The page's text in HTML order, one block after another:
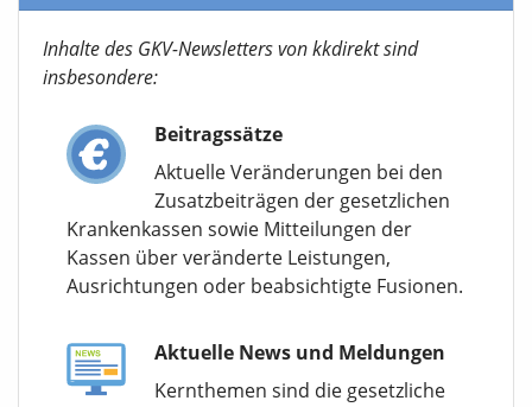
Inhalte des GKV-Newsletters von kkdirekt sind
insbesondere:
Beitragssätze
Aktuelle Veränderungen bei den
Zusatzbeiträgen der gesetzlichen
Krankenkassen sowie Mitteilungen der
Kassen über veränderte Leistungen,
Ausrichtungen oder beabsichtigte Fusionen.
Aktuelle News und Meldungen
Kernthemen sind die gesetzliche